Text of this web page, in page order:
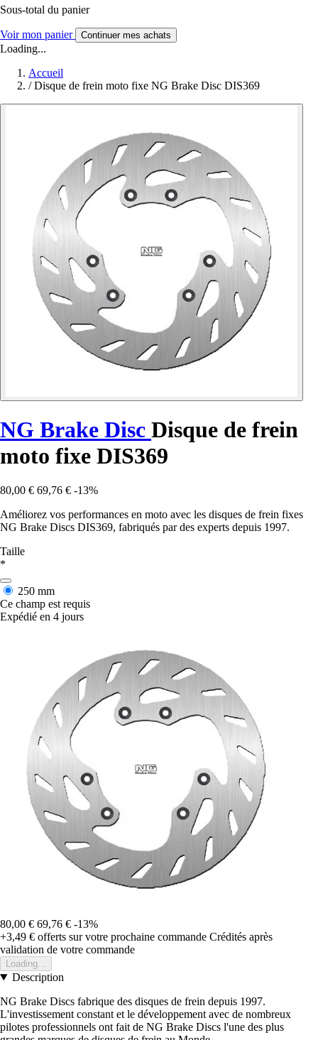
Sous-total du panier
Voir mon panier Continuer mes achats
Loading...
Accueil
/ Disque de frein moto fixe NG Brake Disc DIS369
NG Brake Disc Disque de frein
moto fixe DIS369
80,00 € 69,76 € -13%
Améliorez vos performances en moto avec les disques de frein fixes
NG Brake Discs DIS369, fabriqués par des experts depuis 1997.
Taille
*
250 mm
Ce champ est requis
Expédié en 4 jours
80,00 € 69,76 € -13%
+3,49 € offerts sur votre prochaine commande Crédités après
validation de votre commande
Loading...
Description
NG Brake Discs fabrique des disques de frein depuis 1997.
L'investissement constant et le développement avec de nombreux
pilotes professionnels ont fait de NG Brake Discs l'une des plus